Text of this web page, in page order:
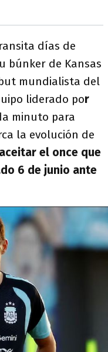
días de
búnker de Kansas
mundialista del
liderado por
minuto para
la evolución de
aceitar el once que
6 de junio ante